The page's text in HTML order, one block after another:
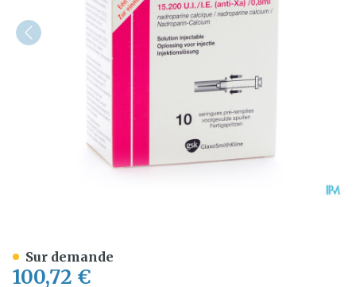
100,72 €
Sur demande